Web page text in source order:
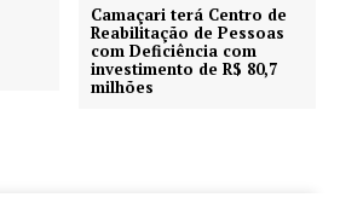
Camaçari terá Centro de
Reabilitação de Pessoas
com Deficiência com
investimento de R$ 80,7
milhões